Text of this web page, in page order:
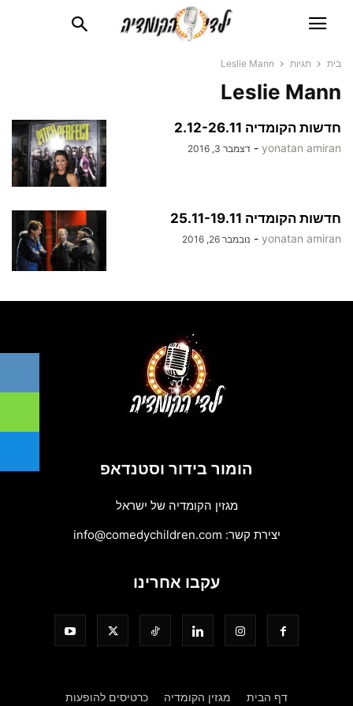
בית תגיות Leslie Mann
Leslie Mann
חדשות הקומדיה 2.12-26.11
yonatan amiran
- דצמבר 3, 2016
חדשות הקומדיה 25.11-19.11
yonatan amiran
- נובמבר 26, 2016
הומור בידור וסטנדאפ
מגזין הקומדיה של ישראל
יצירת קשר: info@comedychildren.com
עקבו אחרינו
דף הבית מגזין הקומדיה כרטיסים להופעות